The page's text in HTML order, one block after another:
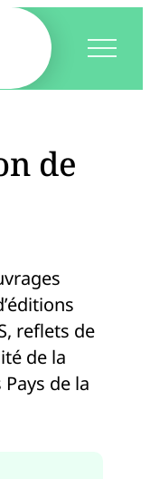
de
reflets de
de la
de la